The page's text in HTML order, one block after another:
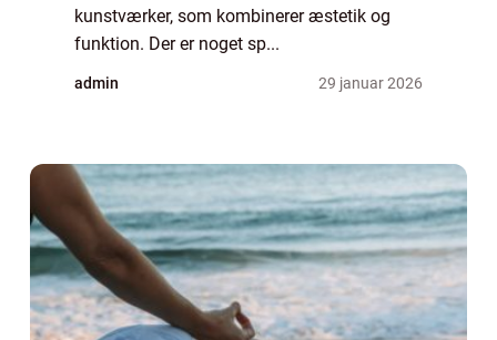
kunstværker, som kombinerer æstetik og
funktion. Der er noget sp...
admin 29 januar 2026